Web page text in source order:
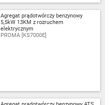
Agregat prądotwórczy benzynowy
5,5kW 13KM z rozruchem
elektrycznym
PROMA [KS7000E]